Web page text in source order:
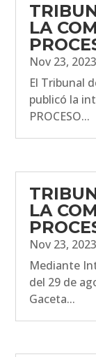
LA
Nov 23, 2023
El Tribunal
publicó la
PROCESO...
LA
Nov 23, 2023
Mediante
del 29 de
Gaceta...